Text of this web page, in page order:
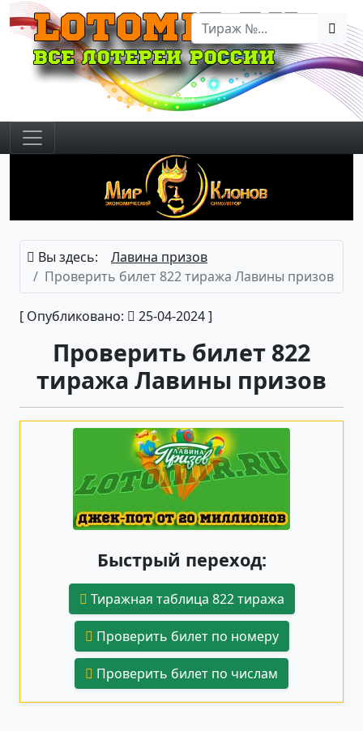
Вы здесь:
Лавина призов
Проверить билет 822 тиража Лавины призов
[ Опубликовано: 25-04-2024 ]
Проверить билет 822
тиража Лавины призов
Быстрый переход:
Тиражная таблица 822 тиража
Проверить билет по номеру
Проверить билет по числам